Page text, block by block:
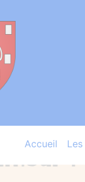
Accueil